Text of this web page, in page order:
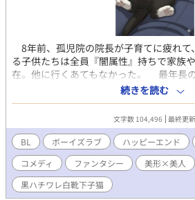
8年前、孤児院の院長が子育てに疲れて
る子供たちは全員『闇属性』持ちで家族
在。他に行くあてもなかった。 最年長
で平穏に暮らすため、恐れられる存在を
「暗黒神教団(オルド・テネブラルム)」
に扮したノワールは毎週金曜日、裏通り
お守りを売って生活費を稼いでいた。
供を拐かす偽物の「暗黒神教団」が現れ
せられる。 ミサの最中、王宮騎士団が踏
ラッドはノワールを捕まえようとする。
いノワールは、仮面などをマジックバッ
て逃げようとした。 ーーだが、甘い香り
続きを読む
文字数 104,496 最終更
BL ボーイズラブ ハッピーエンド
コメディ
ファンタシー 美形×美人
黒ハチワレ白靴下子猫